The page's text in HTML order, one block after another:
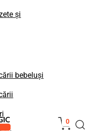
și
bebeluși
0